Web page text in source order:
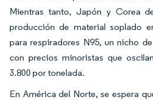
Mientras tanto, Japón y Corea
producción de material soplado
para respiradores N95, un nicho
con precios minoristas que
3.800 por tonelada.
En América del Norte, se espera